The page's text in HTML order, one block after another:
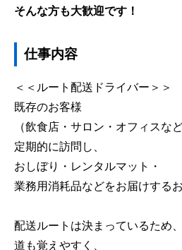
そんな方も大歓迎です！
仕事内容
＜＜ルート配送ドライバー＞＞
既存のお客様
（飲食店・サロン・オフィスな
定期的に訪問し、
おしぼり・レンタルマット・
業務用消耗品などをお届けするお
配送ルートは決まっているため、
道も覚えやすく、